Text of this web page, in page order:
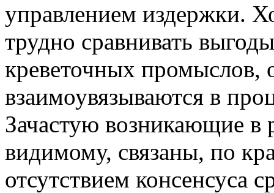
управлением издержки.
трудно сравнивать
креветочных промыслов,
взаимоувязываются в
Зачастую возникающие в
видимому, связаны, по
отсутствием консенсуса